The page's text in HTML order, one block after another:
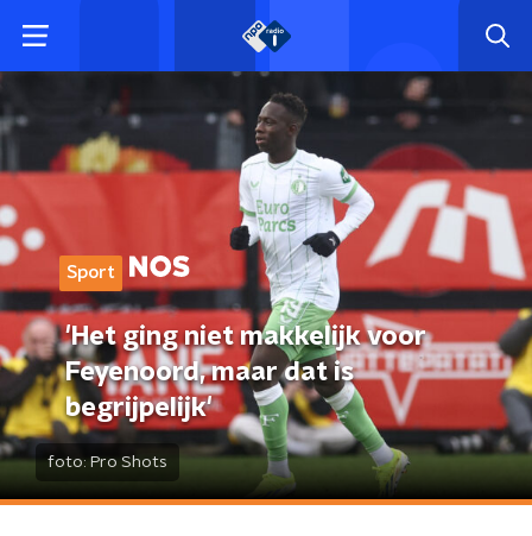
Sport
'Het ging niet makkelijk voor
Feyenoord, maar dat is
begrijpelijk'
foto: Pro Shots